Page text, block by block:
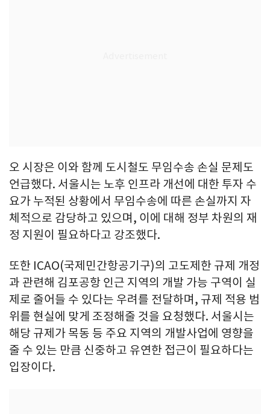
오 시장은 이와 함께 도시철도 무임수송 손실 문제도
언급했다. 서울시는 노후 인프라 개선에 대한 투자 수
요가 누적된 상황에서 무임수송에 따른 손실까지 자
체적으로 감당하고 있으며, 이에 대해 정부 차원의 재
정 지원이 필요하다고 강조했다.
또한 ICAO(국제민간항공기구)의 고도제한 규제 개정
과 관련해 김포공항 인근 지역의 개발 가능 구역이 실
제로 줄어들 수 있다는 우려를 전달하며, 규제 적용 범
위를 현실에 맞게 조정해줄 것을 요청했다. 서울시는
해당 규제가 목동 등 주요 지역의 개발사업에 영향을
줄 수 있는 만큼 신중하고 유연한 접근이 필요하다는
입장이다.